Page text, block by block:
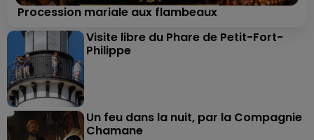
Procession mariale aux flambeaux
Visite libre du Phare de Petit-Fort-
Philippe
Un feu dans la nuit, par la Compagnie
Chamane